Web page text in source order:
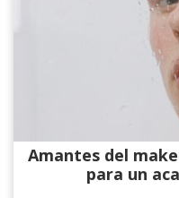
Amantes del
para un